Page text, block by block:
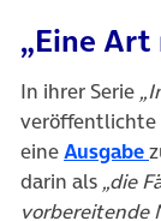
„Eine Art
In ihrer Serie
veröffentlichte
eineAusgabe
darin als „die
vorbereitende